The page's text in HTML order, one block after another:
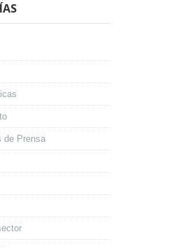
de Prensa